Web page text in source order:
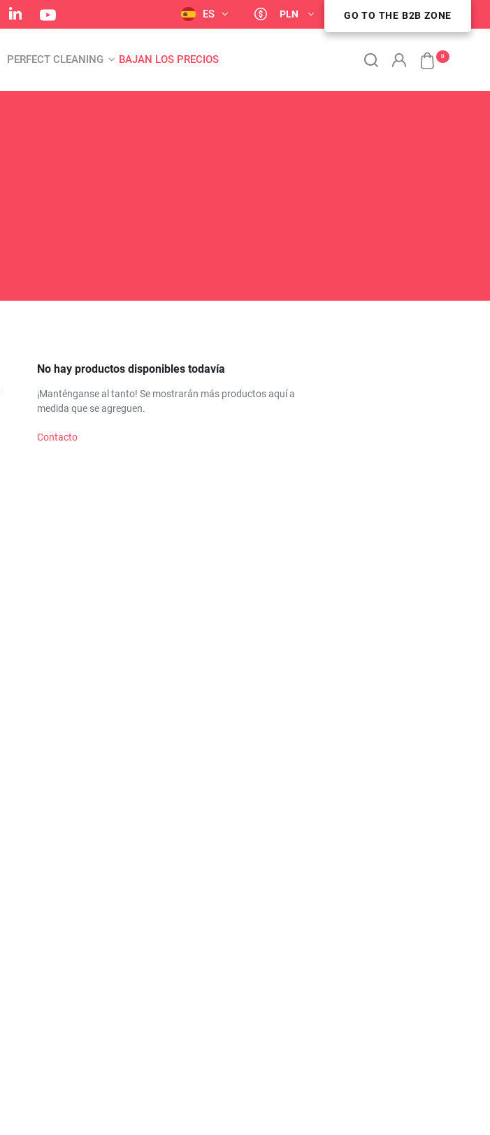
ES PLN ZONA DE CLIENTES B2B
GO TO THE B2B ZONE
PERFECT CLEANING BAJAN LOS PRECIOS 0
No hay productos disponibles todavía
¡Manténganse al tanto! Se mostrarán más productos aquí a
medida que se agreguen.
Contacto